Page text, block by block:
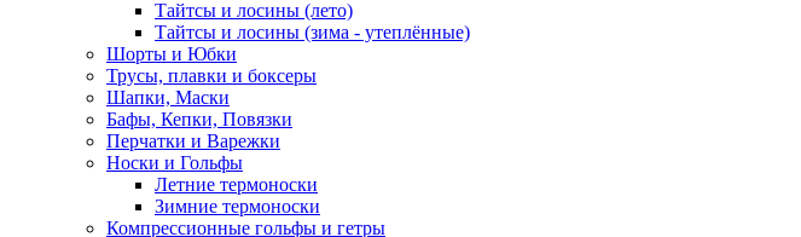
Тайтсы и лосины (лето)
Тайтсы и лосины (зима - утеплённые)
Шорты и Юбки
Трусы, плавки и боксеры
Шапки, Маски
Бафы, Кепки, Повязки
Перчатки и Варежки
Носки и Гольфы
Летние термоноски
Зимние термоноски
Компрессионные гольфы и гетры